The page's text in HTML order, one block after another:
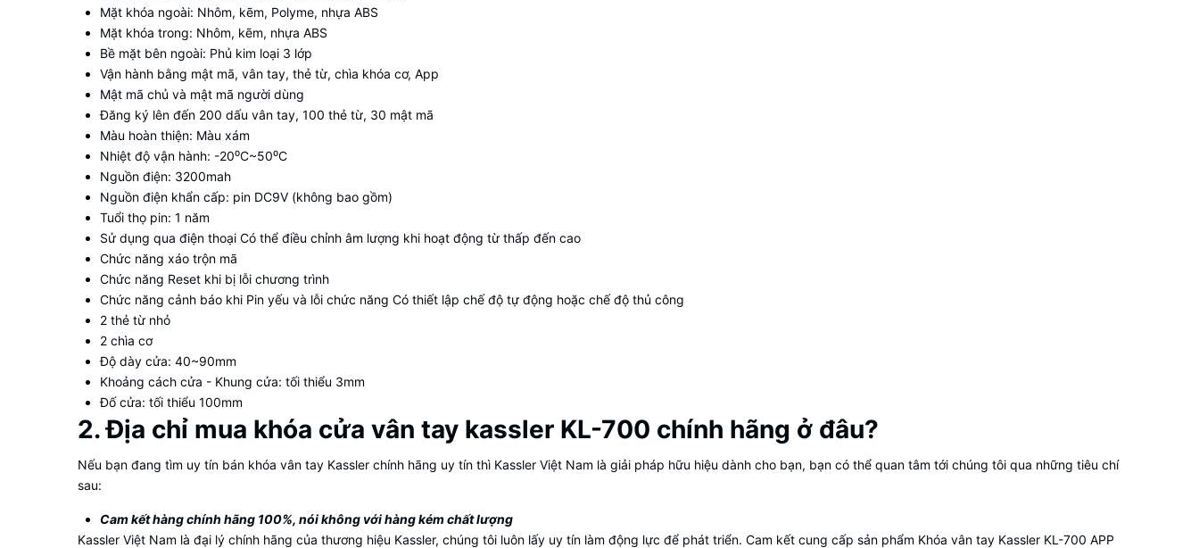
Mặt khóa ngoài: Nhôm, kẽm, Polyme, nhựa ABS
Mặt khóa trong: Nhôm, kẽm, nhựa ABS
Bề mặt bên ngoài: Phủ kim loại 3 lớp
Vận hành bằng mật mã, vân tay, thẻ từ, chìa khóa cơ, App
Mật mã chủ và mật mã người dùng
Đăng ký lên đến 200 dấu vân tay, 100 thẻ từ, 30 mật mã
Màu hoàn thiện: Màu xám
Nhiệt độ vận hành: -20⁰C~50⁰C
Nguồn điện: 3200mah
Nguồn điện khẩn cấp: pin DC9V (không bao gồm)
Tuổi thọ pin: 1 năm
Sử dụng qua điện thoại Có thể điều chỉnh âm lượng khi hoạt động từ thấp đến cao
Chức năng xáo trộn mã
Chức năng Reset khi bị lỗi chương trình
Chức năng cảnh báo khi Pin yếu và lỗi chức năng Có thiết lập chế độ tự động hoặc chế độ thủ công
2 thẻ từ nhỏ
2 chìa cơ
Độ dày cửa: 40~90mm
Khoảng cách cửa - Khung cửa: tối thiểu 3mm
Đố cửa: tối thiểu 100mm
2. Địa chỉ mua khóa cửa vân tay kassler KL-700 chính hãng ở đâu?
Nếu bạn đang tìm uy tín bán khóa vân tay Kassler chính hãng uy tín thì Kassler Việt Nam là giải pháp hữu hiệu dành cho bạn, bạn có thể quan tâm tới chúng tôi qua những tiêu chí
sau:
Cam kết hàng chính hãng 100%, nói không với hàng kém chất lượng
Kassler Việt Nam là đại lý chính hãng của thương hiệu Kassler, chúng tôi luôn lấy uy tín làm động lực để phát triển. Cam kết cung cấp sản phẩm Khóa vân tay Kassler KL-700 APP